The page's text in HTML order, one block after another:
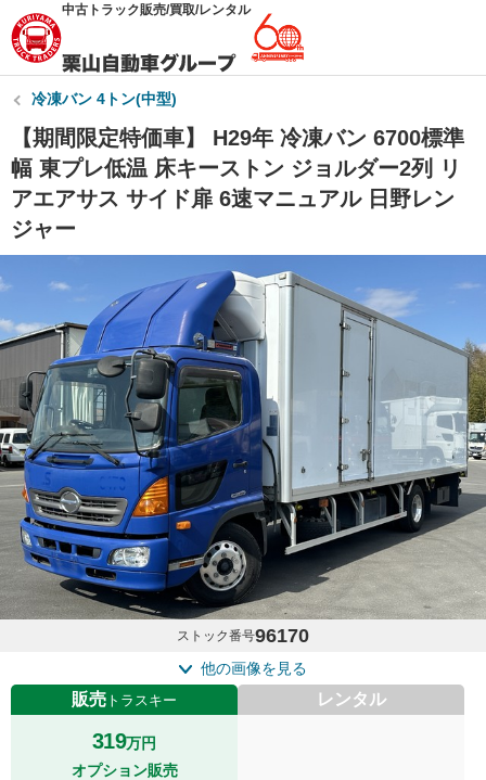
中古トラック販売/買取/レンタル
冷凍バン 4トン(中型)
【期間限定特価車】 H29年 冷凍バン 6700標準
幅 東プレ低温 床キーストン ジョルダー2列 リ
アエアサス サイド扉 6速マニュアル 日野レン
ジャー
ストック番号96170
他の画像を見る
販売 トラスキー
319万円
オプション販売
レンタル